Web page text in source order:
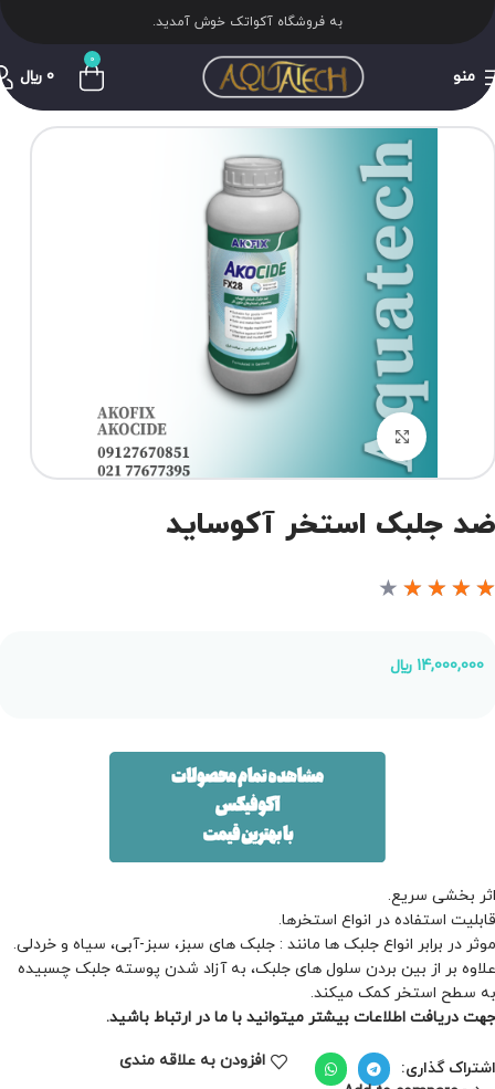
به فروشگاه آکواتک خوش آمدید.
منو
0
0 ﷼
برای بزرگنمایی کلیک کنید
جلبک استخر آکوساید
★
★
★
★
14,000,000 ﷼
بخشی سریع.
استفاده در انواع استخرها.
در برابر انواع جلبک ها مانند : جلبک های سبز، سبز-آبی، سیاه و خردلی.
بر از بین بردن سلول های جلبک، به آزاد شدن پوسته جلبک چسبیده
سطح استخر کمک می­کند.
دریافت اطلاعات بیشتر میتوانید با ما در ارتباط باشید.
گذاری:
افزودن به علاقه مندی